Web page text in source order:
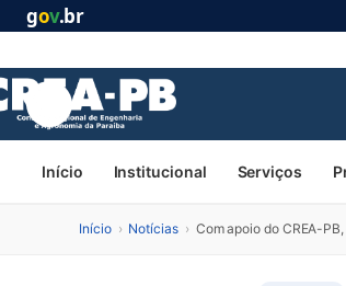
gov.br
Início Institucional Serviços
Início › Notícias › Com apoio do CREA-